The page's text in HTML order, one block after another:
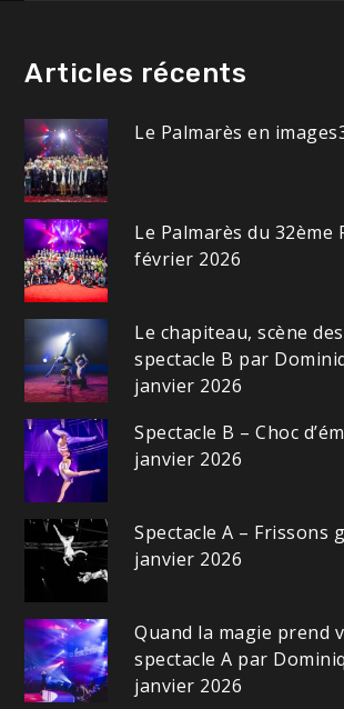
Articles récents
Le Palmarès en images
Le Palmarès du 32ème
février 2026
Le chapiteau, scène
spectacle B par
janvier 2026
Spectacle B – Choc
janvier 2026
Spectacle A – Frissons
janvier 2026
Quand la magie prend
spectacle A par
janvier 2026